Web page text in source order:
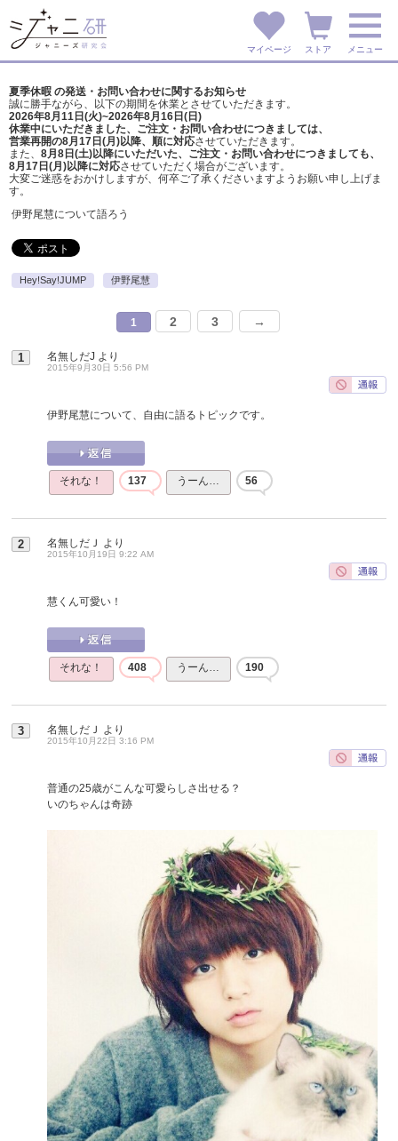
マイページ ストア メニュー
夏季休暇 の発送・お問い合わせに関するお知らせ
誠に勝手ながら、以下の期間を休業とさせていただきます。
2026年8月11日(火)~2026年8月16日(日)
休業中にいただきました、ご注文・お問い合わせにつきましては、
営業再開の8月17日(月)以降、順に対応させていただきます。
また、 8月8日(土)以降にいただいた、ご注文・ お問い合わせにつきましても、
8月17日(月)以降に対応させていただく場合がございます。
大変ご迷惑をおかけしますが、 何卒ご了承くださいますようお願い申し上げま
す。
伊野尾慧について語ろう
Hey!Say!JUMP 伊野尾慧
1 2 3 →
1 名無しだJ より
2015年9月30日 5:56 PM
伊野尾慧について、自由に語るトピックです。
それな！ 137 うーん… 56
2 名無しだＪ より
2015年10月19日 9:22 AM
慧くん可愛い！
それな！ 408 うーん… 190
3 名無しだＪ より
2015年10月22日 3:16 PM
普通の25歳がこんな可愛らしさ出せる？
いのちゃんは奇跡